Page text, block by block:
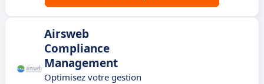
Airsweb
Compliance
Management
Optimisez votre gestion